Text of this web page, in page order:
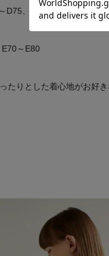
D75、E70
～E80
たりとした着心地がお好